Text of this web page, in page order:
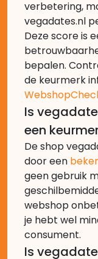
verbetering,
vegadates.nl
Deze score is
bepalen.
de keurmerk
Is
een
De shop
door een
geen gebruik
webshop
je hebt wel
consument.
Is